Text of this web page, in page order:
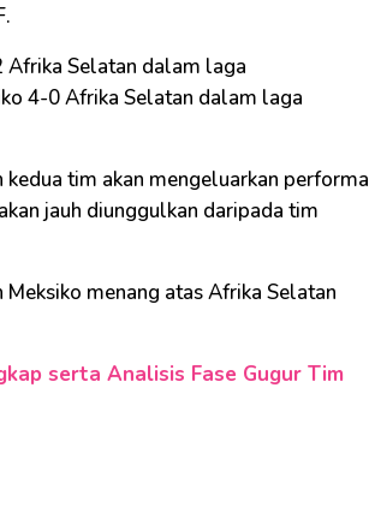
Afrika Selatan dalam laga
4-0 Afrika Selatan dalam laga
tim akan mengeluarkan performa
jauh diunggulkan daripada tim
menang atas Afrika Selatan
serta Analisis Fase Gugur Tim